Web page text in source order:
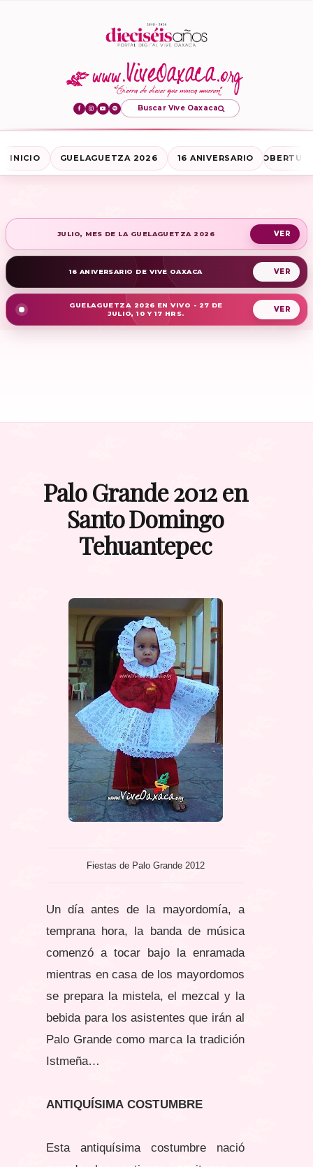
Buscar Vive Oaxaca
INICIO GUELAGUETZA 2026 16 ANIVERSARIO
JULIO, MES DE LA GUELAGUETZA 2026
16 ANIVERSARIO DE VIVE OAXACA
GUELAGUETZA 2026 EN VIVO - 27 DE
JULIO, 10 Y 17 HRS.
Palo Grande 2012 en
Santo Domingo
Tehuantepec
Fiestas de Palo Grande 2012
Un día antes de la mayordomía, a
temprana hora, la banda de música
comenzó a tocar bajola enramada
mientras en casa de los mayordomos
se prepara la mistela, el mezcal y la
bebida para los asistentes que irán al
Palo Grande como marca la tradición
Istmeña…
ANTIQUÍSIMA COSTUMBRE
Esta antiquísima costumbre nació